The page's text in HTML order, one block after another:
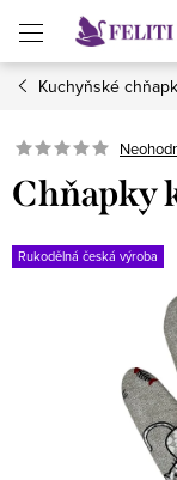
obsah
Kuchyňské
Chňapky
Rukodělná česká výroba